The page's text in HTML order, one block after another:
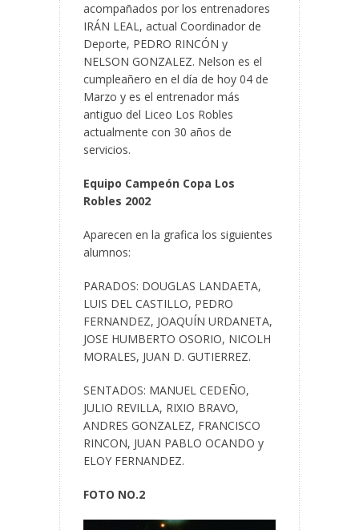
acompañados por los entrenadores
IRÁN LEAL, actual Coordinador de
Deporte, PEDRO RINCÓN y
NELSON GONZALEZ. Nelson es el
cumpleañero en el día de hoy 04 de
Marzo y es el entrenador más
antiguo del Liceo Los Robles
actualmente con 30 años de
servicios.
Equipo Campeón Copa Los
Robles 2002
Aparecen en la grafica los siguientes
alumnos:
PARADOS: DOUGLAS LANDAETA,
LUIS DEL CASTILLO, PEDRO
FERNANDEZ, JOAQUÍN URDANETA,
JOSE HUMBERTO OSORIO, NICOLH
MORALES, JUAN D. GUTIERREZ.
SENTADOS: MANUEL CEDEÑO,
JULIO REVILLA, RIXIO BRAVO,
ANDRES GONZALEZ, FRANCISCO
RINCON, JUAN PABLO OCANDO y
ELOY FERNANDEZ.
FOTO NO.2